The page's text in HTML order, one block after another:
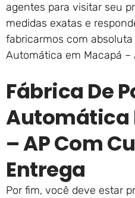
agentes para visitar seu
medidas exatas e
fabricarmos com
Automática em Macapá –
Fábrica De
Automática
– AP Com
Entrega
Por fim, você deve estar